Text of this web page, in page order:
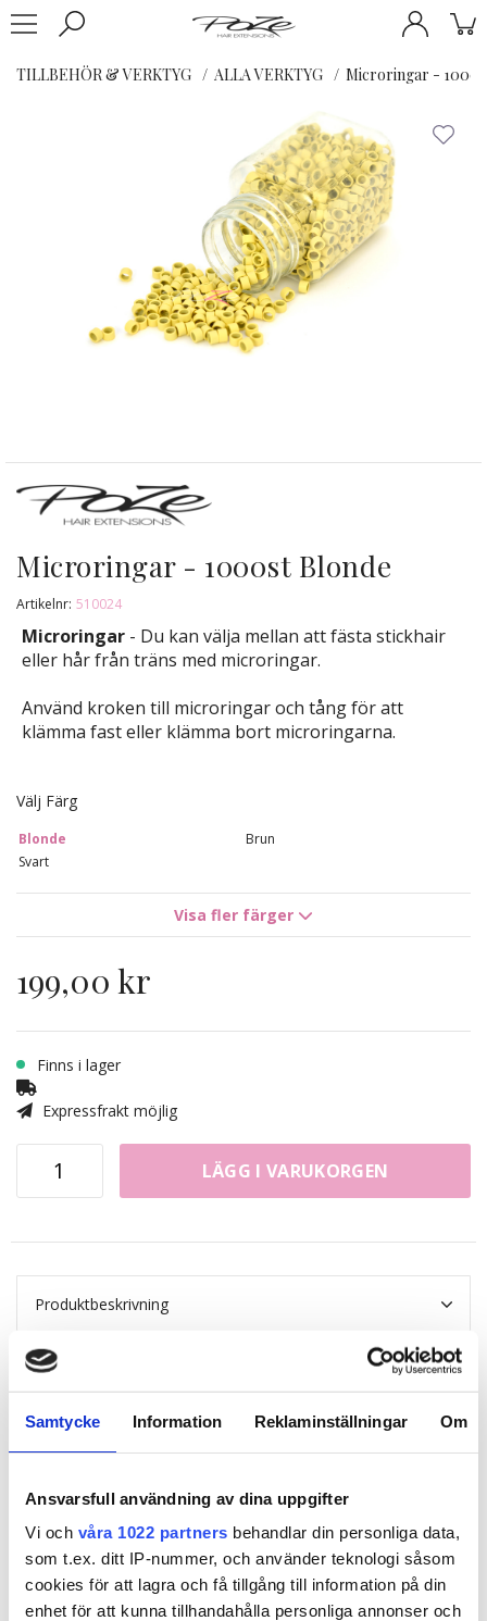
Samtycke Information Reklaminställningar Om
Ansvarsfull användning av dina uppgifter
Vi och våra 1022 partners behandlar din personliga data,
som t.ex. ditt IP-nummer, och använder teknologi såsom
cookies för att lagra och få tillgång till information på din
enhet för att kunna tillhandahålla personliga annonser och
TILLBEHÖR & VERKTYG ALLA VERKTYG Microringar -
Microringar - 1000st Blonde
Artikelnr: 510024
Microringar - Du kan välja mellan att fästa stickhair
eller hår från träns med microringar.
Använd kroken till microringar och tång för att
klämma fast eller klämma bort microringarna.
Välj Färg
Blonde
Brun
Svart
Visa fler färger
199,00 kr
Finns i lager
Expressfrakt möjlig
LÄGG I VARUKORGEN
Produktbeskrivning
Relaterade produkter